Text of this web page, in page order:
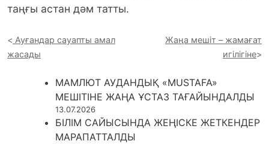
таңғы астан дәм татты.
Ауғандар сауапты амал
жасады
Жаңа мешіт – жамағат
игілігіне
МАМЛЮТ АУДАНДЫҚ «MUSTAFA»
МЕШІТІНЕ ЖАҢА ҰСТАЗ ТАҒАЙЫНДАЛДЫ
13.07.2026
БІЛІМ САЙЫСЫНДА ЖЕҢІСКЕ ЖЕТКЕНДЕР
МАРАПАТТАЛДЫ